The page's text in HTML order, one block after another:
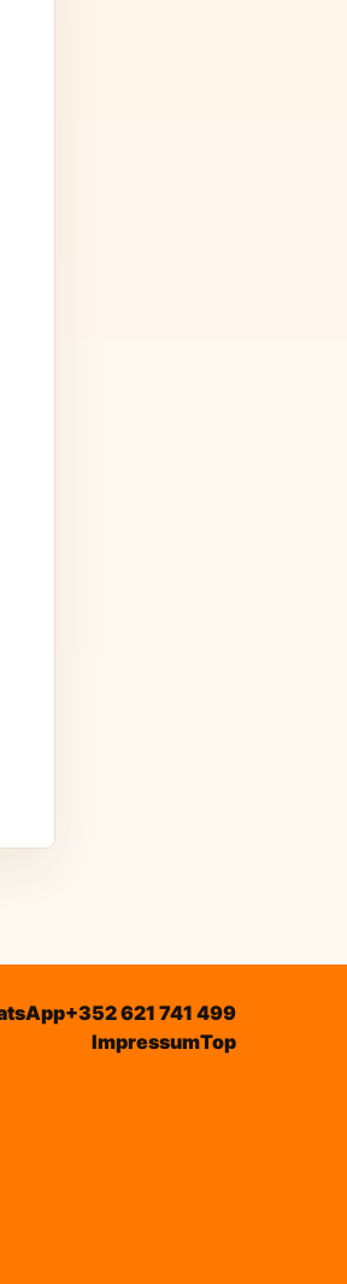
+352 621 741 499
ImpressumTop